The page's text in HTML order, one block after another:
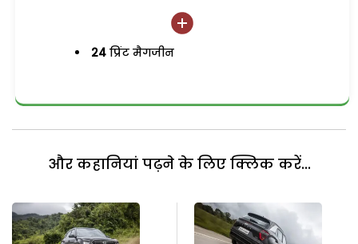
24 प्रिंट मैगजीन
और कहानियां पढ़ने के लिए क्लिक करें...